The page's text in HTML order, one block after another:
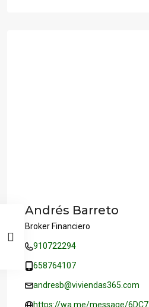
Andrés Barreto
Broker Financiero
910722294
658764107
andresb@viviendas365.com
https://wa.me/message/